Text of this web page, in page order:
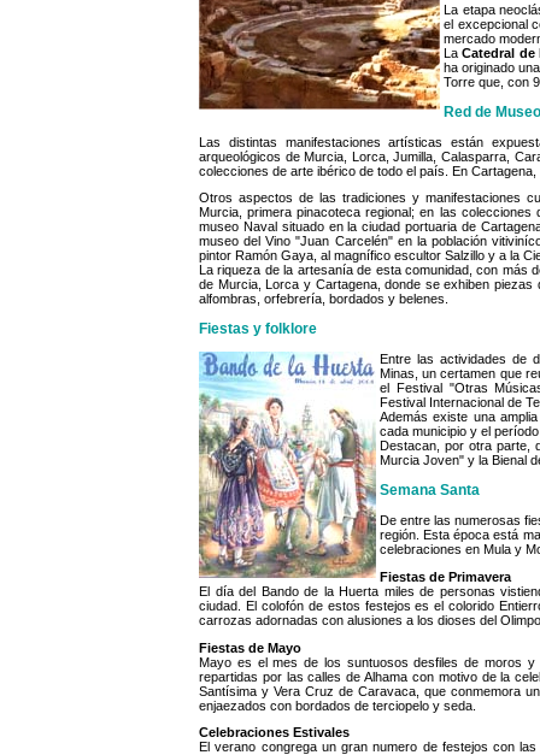
La etapa
el excepcional
mercado
LaCatedral de
ha originado
Torre que, con
Red de
Las distintas manifestaciones artísticas están
arqueológicos de Murcia, Lorca, Jumilla, Calasparra,
colecciones de arte ibérico de todo el país. En
Otros aspectos de las tradiciones y manifestaciones
Murcia, primera pinacoteca regional; en las
museo Naval situado en la ciudad portuaria de
museo del Vino "Juan Carcelén" en la población
pintor Ramón Gaya, al magnífico escultor Salzillo y a la
La riqueza de la artesanía de esta comunidad, con
de Murcia, Lorca y Cartagena, donde se exhiben
alfombras, orfebrería, bordados y belenes.
Fiestas y folklore
Entre las actividades de
Minas, un certamen que
el Festival "Otras
Festival Internacional de
Además existe una
cada municipio y el
Destacan, por otra parte,
Murcia Joven" y la Bienal
Semana Santa
De entre las numerosas
región. Esta época está
celebraciones en Mula y
Fiestas de Primavera
El día del Bando de la Huerta miles de personas
ciudad. El colofón de estos festejos es el colorido
carrozas adornadas con alusiones a los dioses del
Fiestas de Mayo
Mayo es el mes de los suntuosos desfiles de moros
repartidas por las calles de Alhama con motivo de la
Santísima y Vera Cruz de Caravaca, que conmemora
enjaezados con bordados de terciopelo y seda.
Celebraciones Estivales
El verano congrega un gran numero de festejos con